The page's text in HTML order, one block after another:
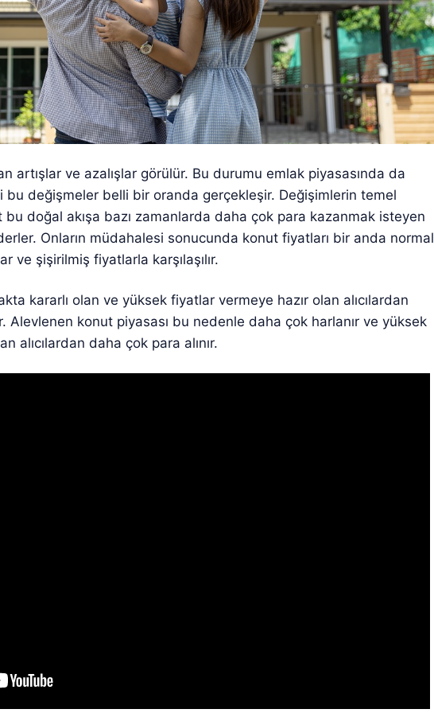
artışlar ve azalışlar görülür. Bu durumu emlak piyasasında da
değişmeler belli bir oranda gerçekleşir. Değişimlerin temel
bu doğal akışa bazı zamanlarda daha çok para kazanmak isteyen
Onların müdahalesi sonucunda konut fiyatları bir anda normal
ve şişirilmiş fiyatlarla karşılaşılır.
kararlı olan ve yüksek fiyatlar vermeye hazır olan alıcılardan
Alevlenen konut piyasası bu nedenle daha çok harlanır ve yüksek
alıcılardan daha çok para alınır.